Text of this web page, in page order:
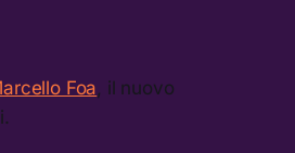
Foa, il nuovo